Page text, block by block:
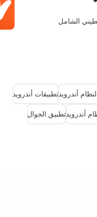
الشامل
أندرويدتطبيقات أندرويد
أندرويدتطبيق الجوال